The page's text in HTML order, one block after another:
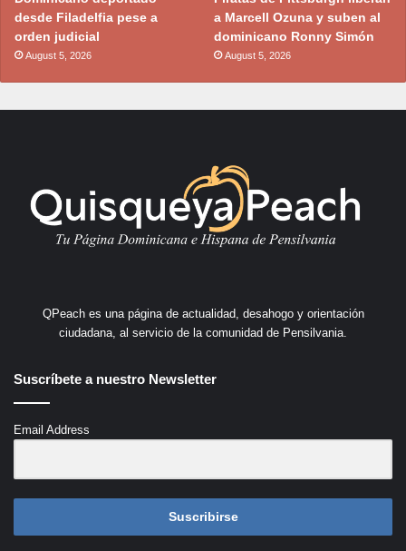
desde Filadelfia pese a
orden judicial
August 5, 2026
a Marcell Ozuna y suben al
dominicano Ronny Simón
August 5, 2026
QPeach es una página de actualidad, desahogo y orientación
ciudadana, al servicio de la comunidad de Pensilvania.
Suscríbete a nuestro Newsletter
Email Address
Suscribirse